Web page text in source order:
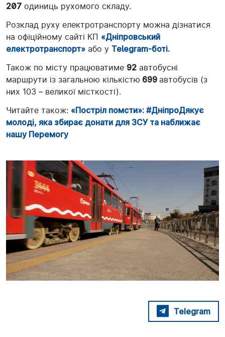
207 одиниць рухомого складу.
Розклад руху електротранспорту можна дізнатися
на офіційному сайті КП «Дніпровський
електротранспорт» або у Telegram-боті.
Також по місту працюватиме 92 автобусні
маршрути із загальною кількістю 699 автобусів (з
них 103 – великої місткості).
Читайте також: «Постріл помсти»: #ДніпроДякує
молоді, яка збирає донати для ЗСУ та наближає
нашу Перемогу
Telegram